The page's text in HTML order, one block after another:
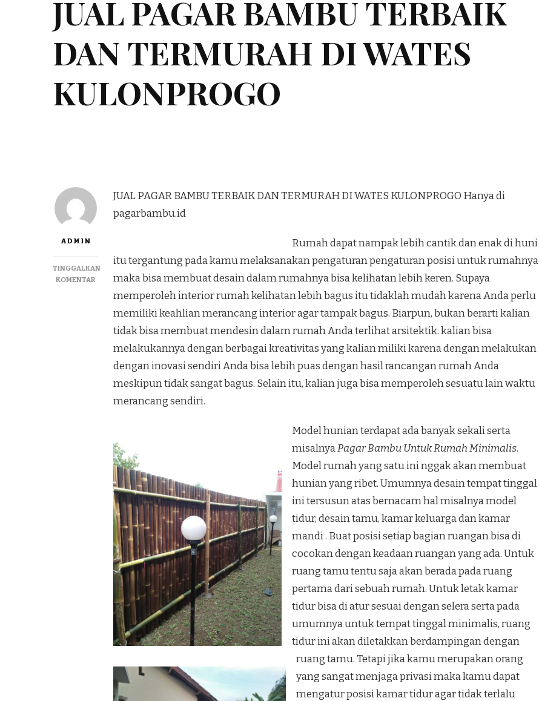
JUAL PAGAR BAMBU TERBAIK
DAN TERMURAH DI WATES
KULONPROGO
ADMIN
TINGGALKAN
KOMENTARPADA
PAGAR
BAMBU
TERBAIK
TERMURAH
WATES
KULONPROGO
JUAL PAGAR BAMBU TERBAIK DAN TERMURAH DI WATES KULONPROGO Hanya di
pagarbambu.id
Rumah dapat nampak lebih cantik dan enak di huni
itu tergantung pada kamu melaksanakan pengaturan pengaturan posisi untuk rumahnya
maka bisa membuat desain dalam rumahnya bisa kelihatan lebih keren. Supaya
memperoleh interior rumah kelihatan lebih bagus itu tidaklah mudah karena Anda perlu
memiliki keahlian merancang interior agar tampak bagus. Biarpun, bukan berarti kalian
tidak bisa membuat mendesin dalam rumah Anda terlihat arsitektik. kalian bisa
melakukannya dengan berbagai kreativitas yang kalian miliki karena dengan melakukan
dengan inovasi sendiri Anda bisa lebih puas dengan hasil rancangan rumah Anda
meskipun tidak sangat bagus. Selain itu, kalian juga bisa memperoleh sesuatu lain waktu
merancang sendiri.
Model hunian terdapat ada banyak sekali serta
misalnyaPagar Bambu Untuk Rumah Minimalis.
Model rumah yang satu ini nggak akan membuat
hunian yang ribet. Umumnya desain tempat tinggal
ini tersusun atas bernacam hal misalnya model
tidur, desain tamu, kamar keluarga dan kamar
mandi . Buat posisi setiap bagian ruangan bisa di
cocokan dengan keadaan ruangan yang ada. Untuk
ruang tamu tentu saja akan berada pada ruang
pertama dari sebuah rumah. Untuk letak kamar
tidur bisa di atur sesuai dengan selera serta pada
umumnya untuk tempat tinggal minimalis, ruang
tidur ini akan diletakkan berdampingan dengan
ruang tamu. Tetapi jika kamu merupakan orang
yang sangat menjaga privasi maka kamu dapat
mengatur posisi kamar tidur agar tidak terlalu